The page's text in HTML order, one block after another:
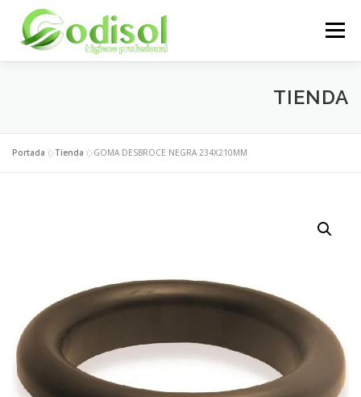
contenido
Menú
ÁREA CLIENTES CONTACTO
TIENDA
Portada »Tienda »GOMA DESBROCE NEGRA 234X210MM